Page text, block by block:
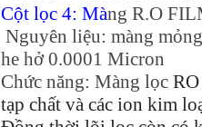
Cột lọc 4: Màng R.O
Nguyên liệu: màng
he hở 0.0001 Micron
Chức năng: Màng lọc
tạp chất và các ion kim